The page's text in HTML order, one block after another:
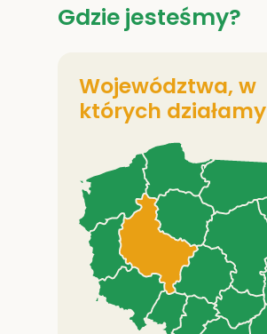
Gdzie jesteśmy?
Województwa, w
których działamy